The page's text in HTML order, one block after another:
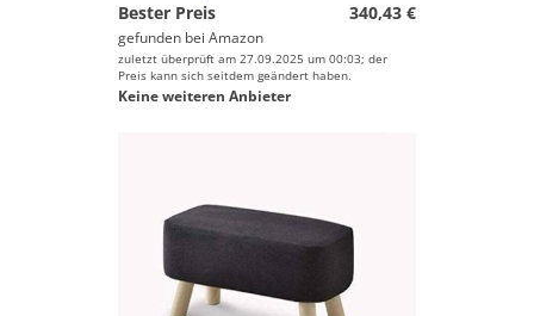
Bester Preis
340,43 €
gefunden bei Amazon
zuletzt überprüft am 27.09.2025 um 00:03; der
Preis kann sich seitdem geändert haben.
Keine weiteren Anbieter